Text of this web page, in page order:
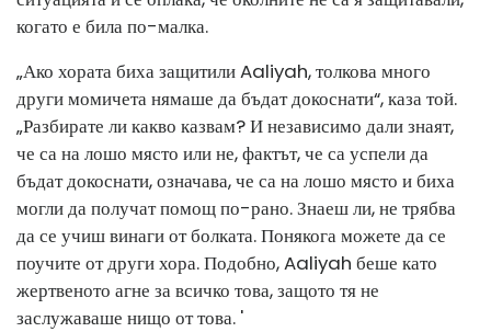
когато е била по-малка.
„Ако хората биха защитили Aaliyah, толкова много
други момичета нямаше да бъдат докоснати“, каза той.
„Разбирате ли какво казвам? И независимо дали знаят,
че са на лошо място или не, фактът, че са успели да
бъдат докоснати, означава, че са на лошо място и биха
могли да получат помощ по-рано. Знаеш ли, не трябва
да се учиш винаги от болката. Понякога можете да се
поучите от други хора. Подобно, Aaliyah беше като
жертвеното агне за всичко това, защото тя не
заслужаваше нищо от това. '